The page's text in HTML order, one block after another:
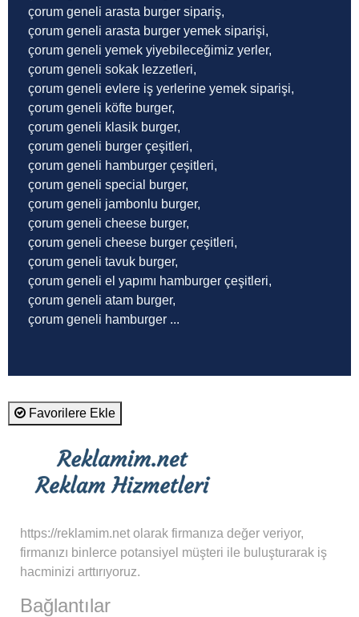
çorum geneli arasta burger sipariş,
çorum geneli arasta burger yemek siparişi,
çorum geneli yemek yiyebileceğimiz yerler,
çorum geneli sokak lezzetleri,
çorum geneli evlere iş yerlerine yemek siparişi,
çorum geneli köfte burger,
çorum geneli klasik burger,
çorum geneli burger çeşitleri,
çorum geneli hamburger çeşitleri,
çorum geneli special burger,
çorum geneli jambonlu burger,
çorum geneli cheese burger,
çorum geneli cheese burger çeşitleri,
çorum geneli tavuk burger,
çorum geneli el yapımı hamburger çeşitleri,
çorum geneli atam burger,
çorum geneli hamburger ...
Favorilere Ekle
https://reklamim.net olarak firmanıza değer veriyor,
firmanızı binlerce potansiyel müşteri ile buluşturarak iş
hacminizi arttırıyoruz.
Bağlantılar